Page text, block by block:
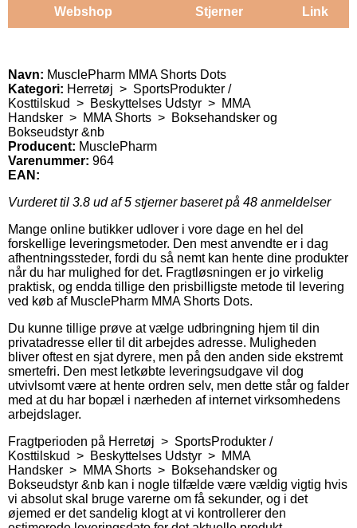
Webshop Stjerner Link
Navn: MusclePharm MMA Shorts Dots
Kategori: Herretøj > SportsProdukter /
Kosttilskud > Beskyttelses Udstyr > MMA
Handsker > MMA Shorts > Boksehandsker og
Bokseudstyr &nb
Producent: MusclePharm
Varenummer: 964
EAN:
Vurderet til 3.8 ud af 5 stjerner baseret på 48 anmeldelser
Mange online butikker udlover i vore dage en hel del
forskellige leveringsmetoder. Den mest anvendte er i dag
afhentningssteder, fordi du så nemt kan hente dine produkter
når du har mulighed for det. Fragtløsningen er jo virkelig
praktisk, og endda tillige den prisbilligste metode til levering
ved køb af MusclePharm MMA Shorts Dots.
Du kunne tillige prøve at vælge udbringning hjem til din
privatadresse eller til dit arbejdes adresse. Muligheden
bliver oftest en sjat dyrere, men på den anden side ekstremt
smertefri. Den mest letkøbte leveringsudgave vil dog
utvivlsomt være at hente ordren selv, men dette står og falder
med at du har bopæl i nærheden af internet virksomhedens
arbejdslager.
Fragtperioden på Herretøj > SportsProdukter /
Kosttilskud > Beskyttelses Udstyr > MMA
Handsker > MMA Shorts > Boksehandsker og
Bokseudstyr &nb kan i nogle tilfælde være vældig vigtig hvis
vi absolut skal bruge varerne om få sekunder, og i det
øjemed er det sandelig klogt at vi kontrollerer den